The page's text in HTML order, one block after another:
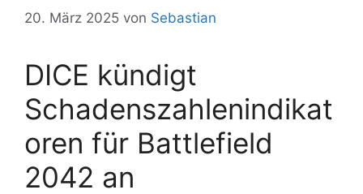
20. März 2025 von Sebastian
DICE kündigt
Schadenszahlenindikat
oren für Battlefield
2042 an